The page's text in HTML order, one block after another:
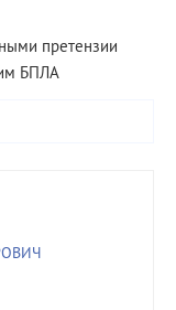
претензии
БПЛА